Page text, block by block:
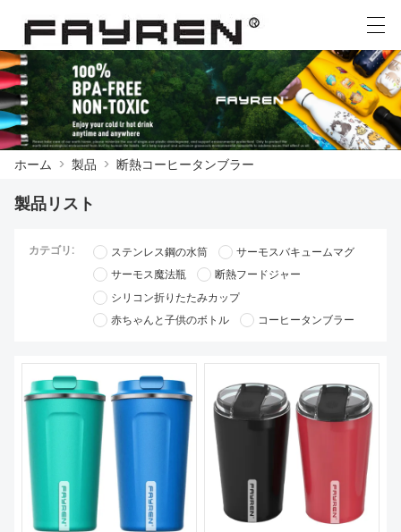
製品
ニュース
我々に連絡し
私たちについて
العربية Deutsch Ελληνική γλώσσα English
ホーム > 製品 > 断熱コーヒータンブラー
製品リスト
カテゴリ: ステンレス鋼の水筒
サーモスバキュームマグ
サーモス魔法瓶
断熱フードジャー
シリコン折りたたみカップ
赤ちゃんと子供のボトル
コーヒータンブラー